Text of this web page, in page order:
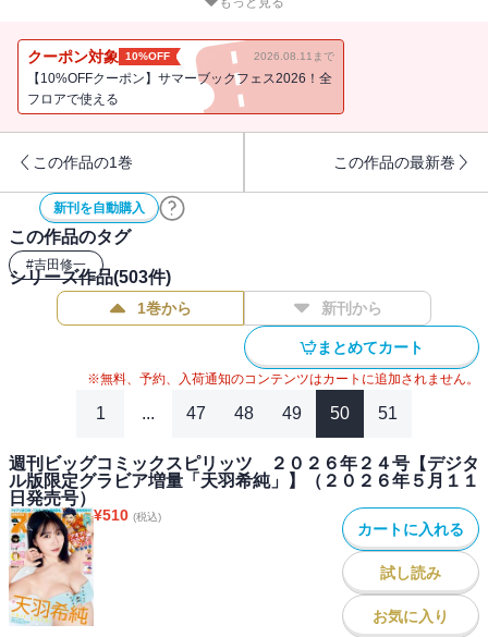
●『夢なし先生の進路指導』笠原真樹
●『ヨシダ檸檬ドロップス』若木民喜
●『レ・セルバン』濱田浩輔
●『ダンス・ダンス・ダンスール』ジョージ朝倉
●『胚培養士ミズイロ』おかざき真里
●『ぬいの式日』志摩七春
●『キシモジン』朝霧 舟
●最新単行本２集、反響御礼カラー！『ディグニティ －旅行医の処方
箋－』矢田恵梨子
●『教喰』近藤しぐれ
●『運命の人、絶対に炬燵の布団みたいなアウター着てない』安達 智
●『そんなコト、描いていいんですか!?』えのき
●『気まぐれコンセプト』ホイチョイ・プロ
れません。
また、紙版と一部内容が異なる場合があります。ご了承ください。
クーポン対象 10%OFF 2026.08.11まで
【10%OFFクーポン】サマーブックフェス2026！全
フロアで使える
この作品の1巻 この作品の最新巻
新刊を自動購入
この作品のタグ
#吉田修一
シリーズ作品(503件)
1巻から 新刊から
まとめてカート
※無料、予約、入荷通知のコンテンツはカートに追加されません。
1 ... 47 48 49 50 51
週刊ビッグコミックスピリッツ ２０２６年２４号【デジタ
ル版限定グラビア増量「天羽希純」】（２０２６年５月１１
日発売号）
¥510 (税込)
カートに入れる
試し読み
お気に入り